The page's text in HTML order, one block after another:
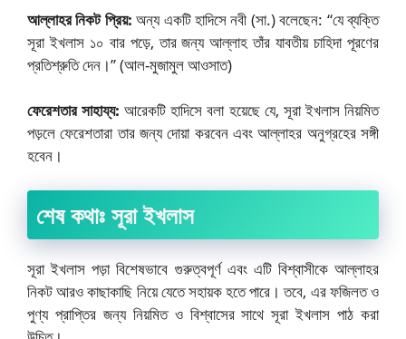
আল্লাহর নিকট প্রিয়:অন্য একটি হাদিসে নবী (সা.) বলেছেন: “যে ব্যক্তি
সূরা ইখলাস ১০ বার পড়ে, তার জন্য আল্লাহ তাঁর যাবতীয় চাহিদা পূরণের
প্রতিশ্রুতি দেন।” (আল-মুজামুল আওসাত)
ফেরেশতার সাহায্য:আরেকটি হাদিসে বলা হয়েছে যে, সূরা ইখলাস নিয়মিত
পড়লে ফেরেশতারা তার জন্য দোয়া করবেন এবং আল্লাহর অনুগ্রহের সঙ্গী
হবেন।
শেষ কথাঃ সূরা ইখলাস
সূরা ইখলাস পড়া বিশেষভাবে গুরুত্বপূর্ণ এবং এটি বিশ্বাসীকে আল্লাহর
নিকট আরও কাছাকাছি নিয়ে যেতে সহায়ক হতে পারে। তবে, এর ফজিলত ও
পুণ্য প্রাপ্তির জন্য নিয়মিত ও বিশ্বাসের সাথে সূরা ইখলাস পাঠ করা